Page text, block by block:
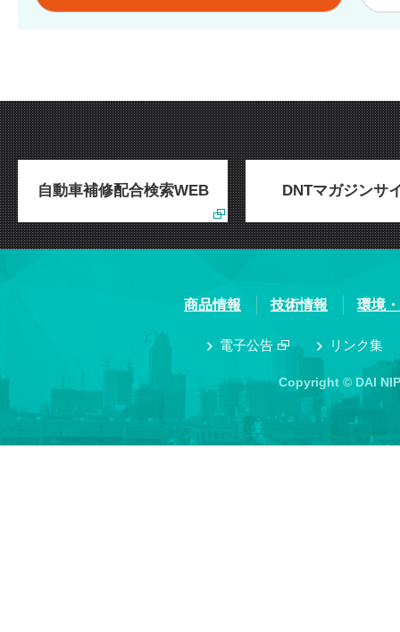
自動車補修配合検索WEB DNTマガジンサ
商品情報 技術情報 環境
電子公告 リンク集
Copyright © DAI